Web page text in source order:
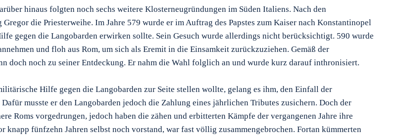
hinaus folgten noch sechs weitere Klosterneugründungen im Süden Italiens. Nach den
die Priesterweihe. Im Jahre 579 wurde er im Auftrag des Papstes zum Kaiser nach Konstantinopel
gegen die Langobarden erwirken sollte. Sein Gesuch wurde allerdings nicht berücksichtigt. 590 wurde
und floh aus Rom, um sich als Eremit in die Einsamkeit zurückzuziehen. Gemäß der
doch noch zu seiner Entdeckung. Er nahm die Wahl folglich an und wurde kurz darauf inthronisiert.
Hilfe gegen die Langobarden zur Seite stellen wollte, gelang es ihm, den Einfall der
musste er den Langobarden jedoch die Zahlung eines jährlichen Tributes zusichern. Doch der
Roms vorgedrungen, jedoch haben die zähen und erbitterten Kämpfe der vergangenen Jahre ihre
knapp fünfzehn Jahren selbst noch vorstand, war fast völlig zusammengebrochen. Fortan kümmerten